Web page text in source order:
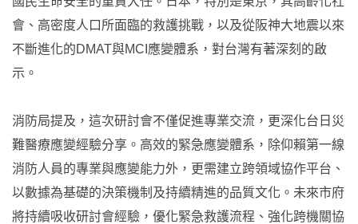
會、高密度人口所面臨的救護挑戰，以及從阪神大地震以來
不斷進化的DMAT與MCI應變體系，對台灣有著深刻的啟
示。
消防局提及，這次研討會不僅促進專業交流，更深化台日災
難醫療應變經驗分享。高效的緊急應變體系，除仰賴第一線
消防人員的專業與應變能力外，更需建立跨領域協作平台、
以數據為基礎的決策機制及持續精進的品質文化。未來市府
將持續吸收研討會經驗，優化緊急救護流程、強化跨機關協